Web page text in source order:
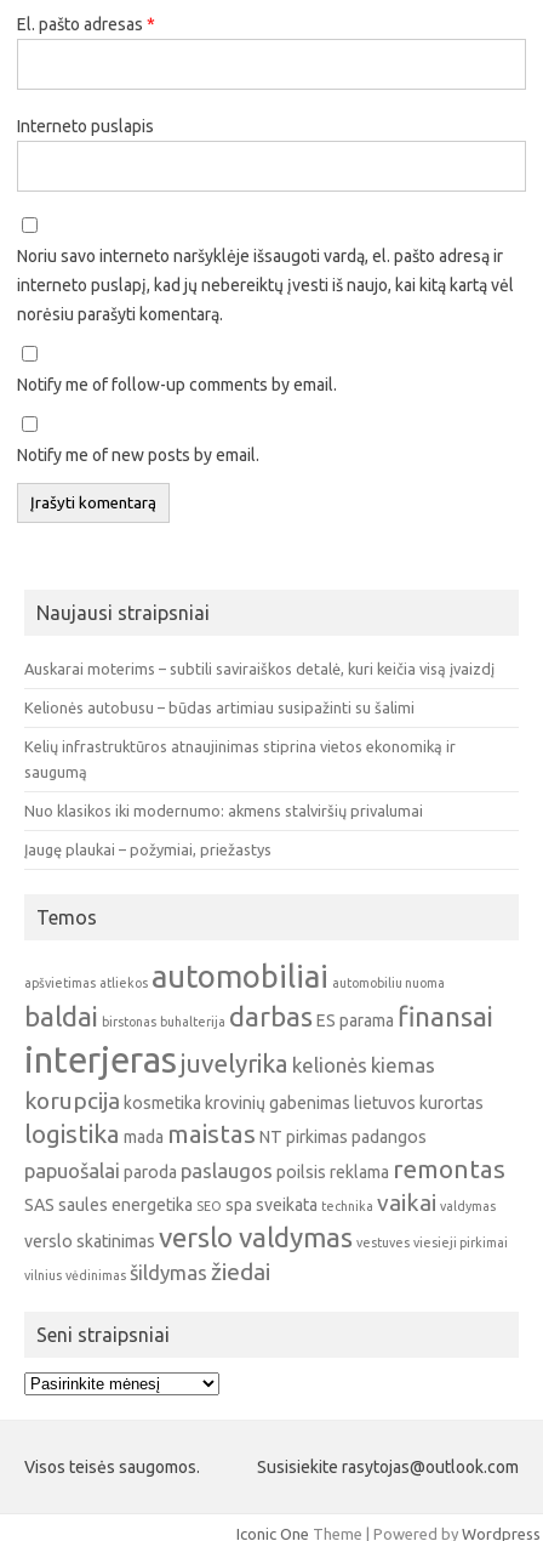
El. pašto adresas *
Interneto puslapis
Noriu savo interneto naršyklėje išsaugoti vardą, el. pašto adresą ir
interneto puslapį, kad jų nebereiktų įvesti iš naujo, kai kitą kartą vėl
norėsiu parašyti komentarą.
Notify me of follow-up comments by email.
Notify me of new posts by email.
Naujausi straipsniai
Auskarai moterims – subtili saviraiškos detalė, kuri keičia visą įvaizdį
Kelionės autobusu – būdas artimiau susipažinti su šalimi
Kelių infrastruktūros atnaujinimas stiprina vietos ekonomiką ir
saugumą
Nuo klasikos iki modernumo: akmens stalviršių privalumai
Įaugę plaukai – požymiai, priežastys
Temos
apšvietimas atliekos automobiliai automobiliu nuoma
baldai birstonas buhalterija darbas ES parama finansai
interjeras juvelyrika kelionės kiemas
korupcija kosmetika krovinių gabenimas lietuvos kurortas
logistika mada maistas NT pirkimas padangos
papuošalai paroda paslaugos poilsis reklama remontas
SAS saules energetika SEO spa sveikata technika vaikai valdymas
verslo skatinimas verslo valdymas vestuves viesieji pirkimai
vilnius vėdinimas šildymas žiedai
Seni straipsniai
Seni
Visos teisės saugomos. Susisiekite rasytojas@outlook.com
Iconic One Theme | Powered by Wordpress